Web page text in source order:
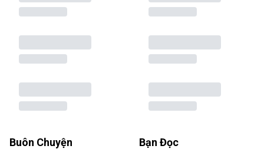
Buôn Chuyện Bạn Đọc